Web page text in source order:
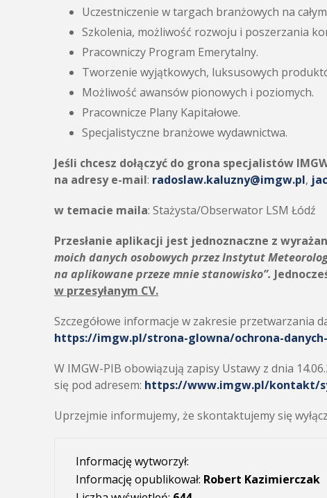
Uczestniczenie w targach branżowych na
Szkolenia, możliwość rozwoju i poszerzania
Pracowniczy Program Emerytalny.
Tworzenie wyjątkowych, luksusowych
Możliwość awansów pionowych i poziomych.
Pracownicze Plany Kapitałowe.
Specjalistyczne branżowe wydawnictwa.
Jeśli chcesz dołączyć do grona specjalistów
na adresy e-mail: radoslaw.kaluzny@imgw.pl,
w temacie maila: Stażysta/Obserwator LSM Łódź
Przesłanie aplikacji jest jednoznaczne z
moich danych osobowych przezInstytut
na aplikowane przeze mnie stanowisko”.
w przesyłanym CV.
Szczegółowe informacje w zakresie przetwarzania
https://imgw.pl/strona-glowna/ochrona-
W IMGW-PIB obowiązują zapisy Ustawy z dnia
się pod adresem: https://www.imgw.pl/kontakt/
Uprzejmie informujemy, że skontaktujemy się
Informację wytworzył:
Informację opublikował: Robert Kazimierczak